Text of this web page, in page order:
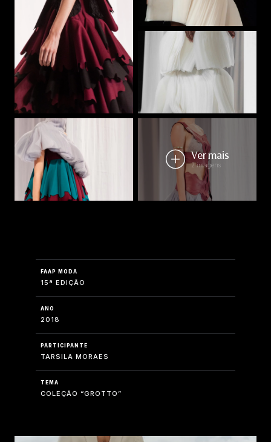
Ver mais
2 imagens
FAAP MODA
15ª EDIÇÃO
ANO
2018
PARTICIPANTE
TARSILA MORAES
TEMA
COLEÇÃO “GROTTO”